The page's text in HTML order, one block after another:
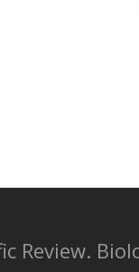
Review.